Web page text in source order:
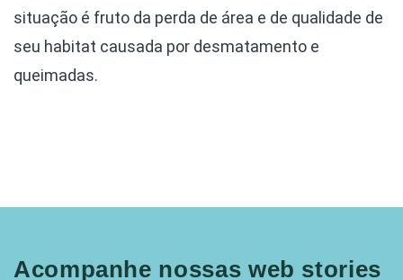
situação é fruto da perda de área e de qualidade de
seu habitat causada por desmatamento e
queimadas.
Acompanhe nossas web stories